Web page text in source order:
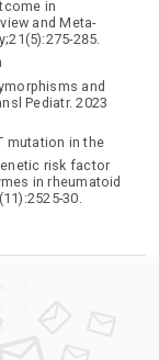
in
and Meta-
285.
and
Pediatr. 2023
mutation in the
risk factor
in rheumatoid
30.